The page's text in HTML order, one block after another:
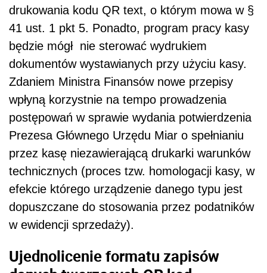
drukowania kodu QR text, o którym mowa w §
41 ust. 1 pkt 5. Ponadto, program pracy kasy
będzie mógł nie sterować wydrukiem
dokumentów wystawianych przy użyciu kasy.
Zdaniem Ministra Finansów nowe przepisy
wpłyną korzystnie na tempo prowadzenia
postępowań w sprawie wydania potwierdzenia
Prezesa Głównego Urzędu Miar o spełnianiu
przez kasę niezawierającą drukarki warunków
technicznych (proces tzw. homologacji kasy, w
efekcie którego urządzenie danego typu jest
dopuszczane do stosowania przez podatników
w ewidencji sprzedaży).
Ujednolicenie formatu zapisów